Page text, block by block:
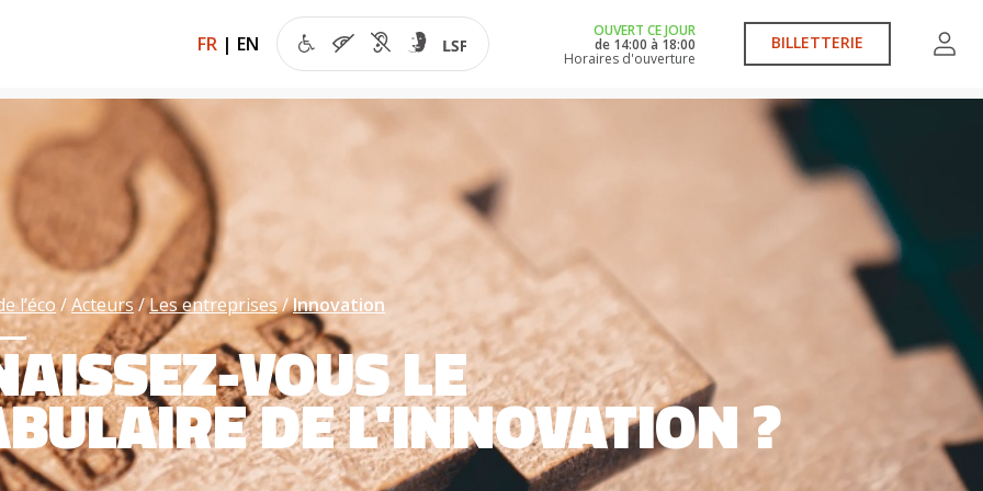
FR | EN
OUVERT CE JOUR
de 14:00 à 18:00
Horaires d'ouverture
BILLETTERIE
l’éco Acteurs Les entreprises Innovation
VOUS LE
DE L'INNOVATION ?